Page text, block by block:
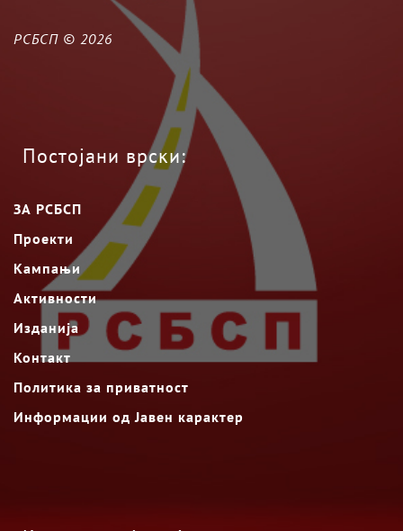
РСБСП © 2026
Постојани врски:
ЗА РСБСП
Проекти
Кампањи
Активности
Изданија
Контакт
Политика за приватност
Информации од Јавен карактер